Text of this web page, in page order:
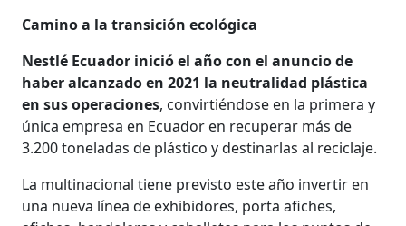
Camino a la transición ecológica
Nestlé Ecuador inició el año con el anuncio de
haber alcanzado en 2021 la neutralidad plástica
en sus operaciones, convirtiéndose en la primera y
única empresa en Ecuador en recuperar más de
3.200 toneladas de plástico y destinarlas al reciclaje.
La multinacional tiene previsto este año invertir en
una nueva línea de exhibidores, porta afiches,